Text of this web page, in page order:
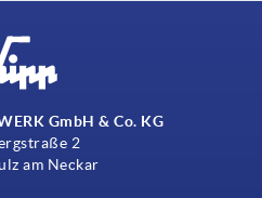
GmbH & Co. KG
2
am Neckar